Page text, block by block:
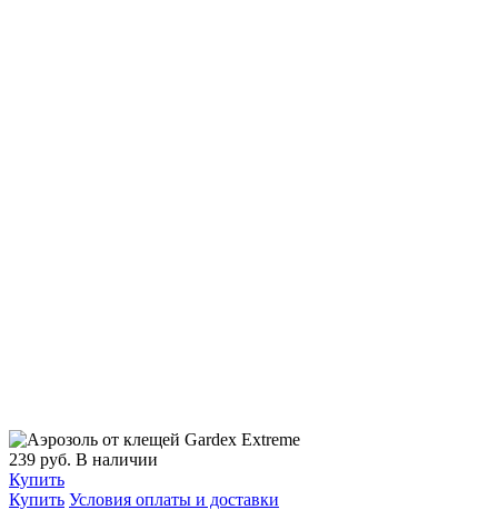
239 руб. В наличии
Купить
Купить Условия оплаты и доставки